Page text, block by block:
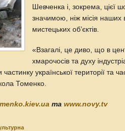
Шевченка і, зокрема, цієї
значимою, ніж місія наших
мистецьких об’єктів.
«Взагалі, це диво, що в
хмарочосів та духу
частинку української території та
Томенко.
таwww.novy.tv